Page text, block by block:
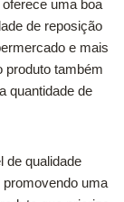
oferece uma boa
de reposição
e mais
produto também
quantidade de
de qualidade
uma